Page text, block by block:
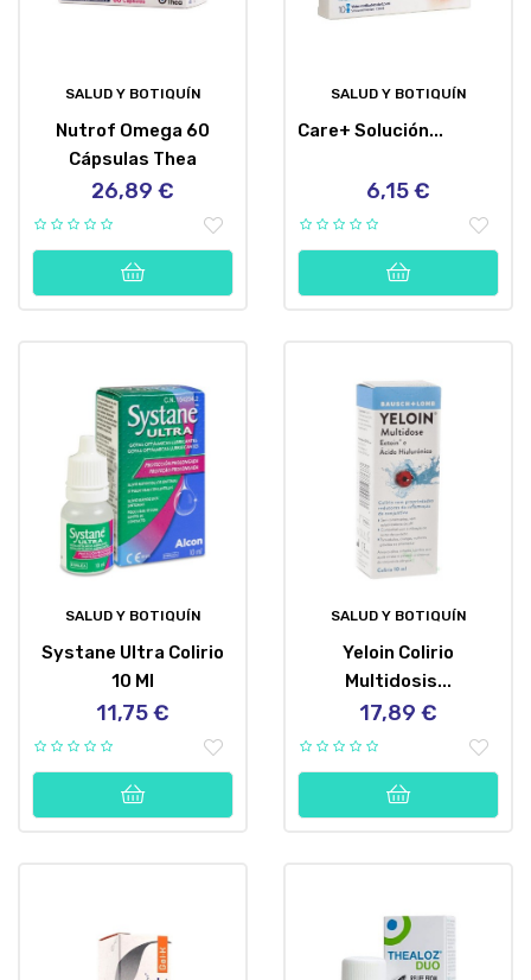
SALUD Y BOTIQUÍN
Nutrof Omega 60
Cápsulas Thea
Precio
26,89 €
SALUD Y BOTIQUÍN
Care+ Solución...
Precio
6,15 €
SALUD Y BOTIQUÍN
Systane Ultra Colirio
10 Ml
Precio
11,75 €
SALUD Y BOTIQUÍN
Yeloin Colirio
Multidosis...
Precio
17,89 €